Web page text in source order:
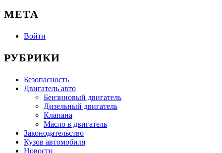
МЕТА
Войти
РУБРИКИ
Безопасность
Двигатель авто
Бензиновый двигатель
Дизельный двигатель
Клапана
Масло в двигатель
Законодательство
Кузов автомобиля
Новости